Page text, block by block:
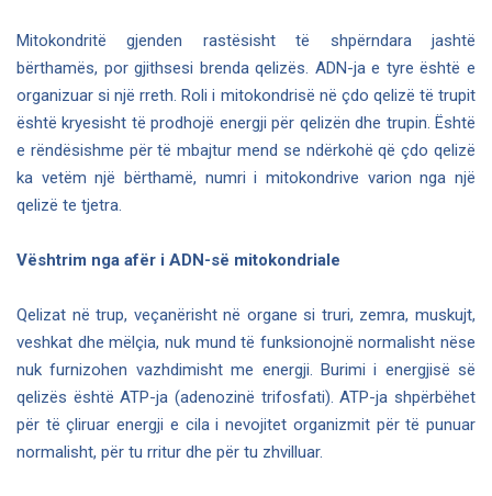
Mitokondritë gjenden rastësisht të shpërndara jashtë
bërthamës, por gjithsesi brenda qelizës. ADN-ja e tyre është e
organizuar si një rreth. Roli i mitokondrisë në çdo qelizë të trupit
është kryesisht të prodhojë energji për qelizën dhe trupin. Është
e rëndësishme për të mbajtur mend se ndërkohë që çdo qelizë
ka vetëm një bërthamë, numri i mitokondrive varion nga një
qelizë te tjetra.
Vështrim nga afër i ADN-së mitokondriale
Qelizat në trup, veçanërisht në organe si truri, zemra, muskujt,
veshkat dhe mëlçia, nuk mund të funksionojnë normalisht nëse
nuk furnizohen vazhdimisht me energji. Burimi i energjisë së
qelizës është ATP-ja (adenozinë trifosfati). ATP-ja shpërbëhet
për të çliruar energji e cila i nevojitet organizmit për të punuar
normalisht, për tu rritur dhe për tu zhvilluar.